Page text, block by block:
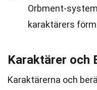
Orbment-
karaktärers
Karaktärer och
Karaktärerna och